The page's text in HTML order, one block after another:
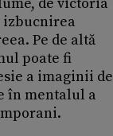
de victoria
izbucnirea
Pe de altă
poate fi
a imaginii de
în mentalul a